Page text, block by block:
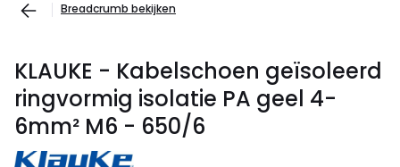
Breadcrumb bekijken
KLAUKE - Kabelschoen geïsoleerd
ringvormig isolatie PA geel 4-
6mm² M6 - 650/6